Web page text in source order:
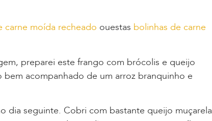
carne moída recheado ouestas bolinhas de carne
preparei este frango com brócolis e queijo
acompanhado de um arroz branquinho e
dia seguinte. Cobri com bastante queijo muçarela